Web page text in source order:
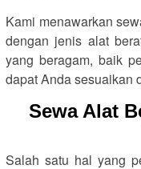
Kami menawarkan
dengan jenis alat
yang beragam, baik
dapat Anda sesuaikan
Sewa Alat
Salah satu hal yang